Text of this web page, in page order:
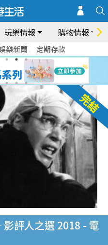
玩樂情報 購物情報
樂新聞 定期存款
評人之選 2018 - 電